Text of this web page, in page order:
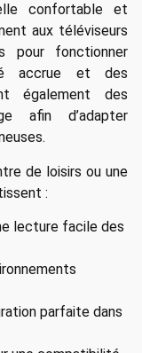
confortable et
aux téléviseurs
pour fonctionner
accrue et des
également des
afin d’adapter
de loisirs ou une
:
lecture facile des
parfaite dans